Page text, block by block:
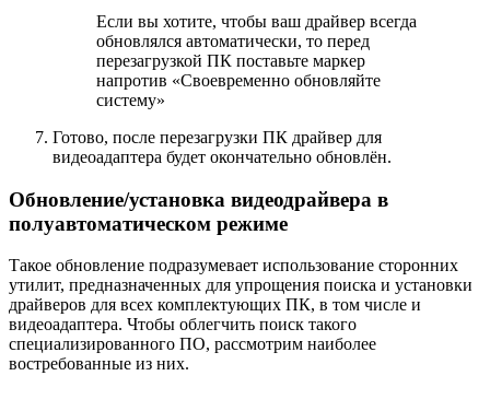
Если вы хотите, чтобы ваш драйвер всегда
обновлялся автоматически, то перед
перезагрузкой ПК поставьте маркер
напротив «Своевременно обновляйте
систему»
Готово, после перезагрузки ПК драйвер для
видеоадаптера будет окончательно обновлён.
Обновление/установка видеодрайвера в
полуавтоматическом режиме
Такое обновление подразумевает использование сторонних
утилит, предназначенных для упрощения поиска и установки
драйверов для всех комплектующих ПК, в том числе и
видеоадаптера. Чтобы облегчить поиск такого
специализированного ПО, рассмотрим наиболее
востребованные из них.